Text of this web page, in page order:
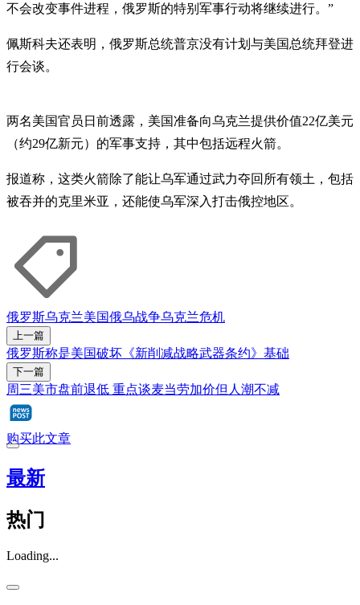
不会改变事件进程，俄罗斯的特别军事行动将继续进行。”
佩斯科夫还表明，俄罗斯总统普京没有计划与美国总统拜登进
行会谈。
两名美国官员日前透露，美国准备向乌克兰提供价值22亿美元
（约29亿新元）的军事支持，其中包括远程火箭。
报道称，这类火箭除了能让乌军通过武力夺回所有领土，包括
被吞并的克里米亚，还能使乌军深入打击俄控地区。
俄罗斯乌克兰美国俄乌战争乌克兰危机
上一篇
俄罗斯称是美国破坏《新削减战略武器条约》基础
下一篇
周三美市盘前退低 重点谈麦当劳加价但人潮不减
购买此文章
最新
热门
Loading...